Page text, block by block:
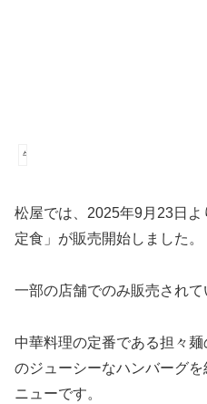
牛丼
松屋では、2025年9月23日
定食」が販売開始しました。
一部の店舗でのみ販売されて
中華料理の定番である担々
のジューシーなハンバーグ
ニューです。